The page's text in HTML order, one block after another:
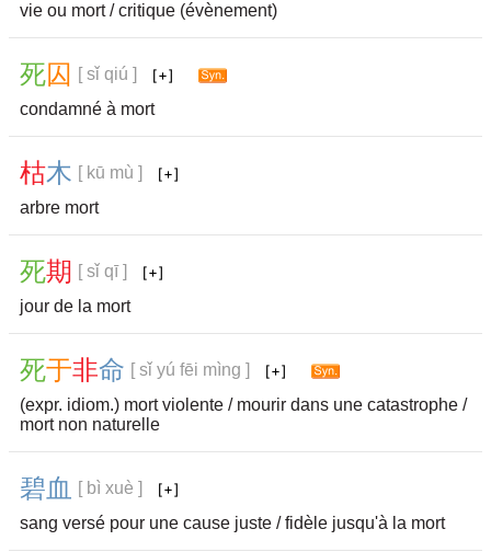
vie ou mort / critique (évènement)
死囚
[ sǐ qiú ]
condamné à mort
枯木 [ kū mù ]
arbre mort
死期 [ sǐ qī ]
jour de la mort
死于非命 [ sǐ yú fēi mìng ]
(expr. idiom.) mort violente / mourir dans une catastrophe /
mort non naturelle
碧血
[ bì xuè ]
sang versé pour une cause juste / fidèle jusqu'à la mort